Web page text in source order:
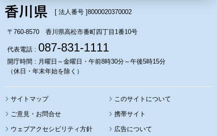
[ 法人番号 ]8000020370002
〒760-8570 香川県高松市番町四丁目1番10号
代表電話 : 087-831-1111
開庁時間 : 月曜日～金曜日・午前8時30分～午後5時15分
（休日・年末年始を除く）
サイトマップ このサイトについて
携帯サイト
ウェブアクセシビリティ方針 広告について